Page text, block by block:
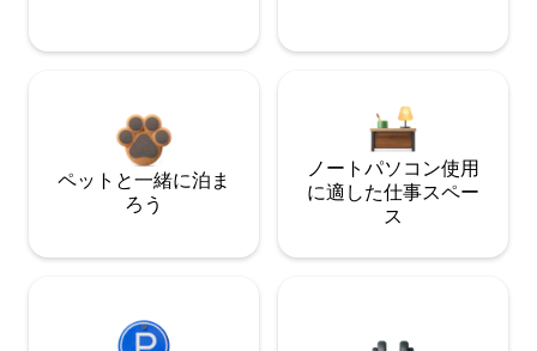
ペットと一緒に泊ま
ろう
ノートパソコン使用
に適した仕事スペー
ス